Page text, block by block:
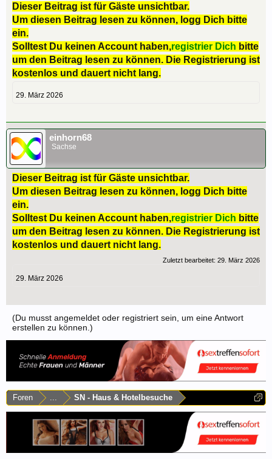
Dieser Beitrag ist für Gäste unsichtbar.
Um diesen Beitrag lesen zu können, logg Dich bitte
ein.
Solltest Du keinen Account haben,registrier Dich bitte
um den Beitrag lesen zu können. Die Registrierung ist
kostenlos und dauert nicht lang.
29. März 2026
einhorn68
Sachse
Dieser Beitrag ist für Gäste unsichtbar.
Um diesen Beitrag lesen zu können, logg Dich bitte
ein.
Solltest Du keinen Account haben,registrier Dich bitte
um den Beitrag lesen zu können. Die Registrierung ist
kostenlos und dauert nicht lang.
Zuletzt bearbeitet: 29. März 2026
29. März 2026
(Du musst angemeldet oder registriert sein, um eine Antwort
erstellen zu können.)
Foren ... SN - Haus & Hotelbesuche